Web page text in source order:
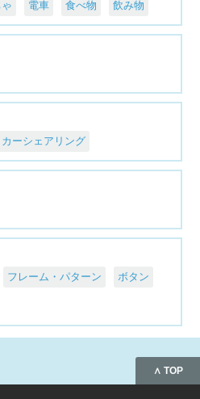
電車 食べ物 飲み物
カーシェアリング
フレーム・パターン ボタン
∧ TOP